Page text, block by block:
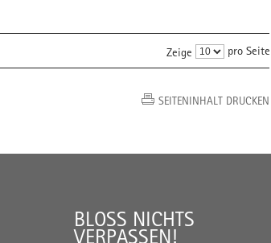
Zeige pro Seite
SEITENINHALT DRUCKEN
BLOSS NICHTS V
ERPASSEN!